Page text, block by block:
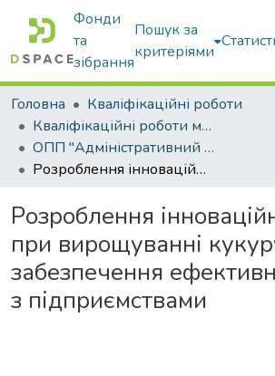
Фонди
та
зібрання
Пошук за
критеріями
Головна
Кваліфікаційні роботи
Кваліфікаційні роботи магістрів
ОПП "Адміністративний менеджмент"
Розроблення інноваційних рішень при вирощуванні кукурудзи для забезпечення ефективної роботи з підприємствами
Розроблення
при вирощуванні
забезпечення
з підприємствами